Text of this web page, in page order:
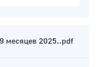
9 месяцев 2025..pdf